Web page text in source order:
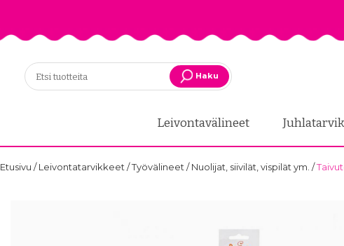
Haku
Leivontavälineet
Etusivu /Leivontatarvikkeet /Työvälineet /Nuolijat, siivilät, vispilät ym. /